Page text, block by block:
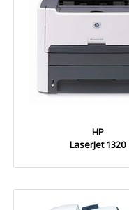
HP
LaserJet 1320